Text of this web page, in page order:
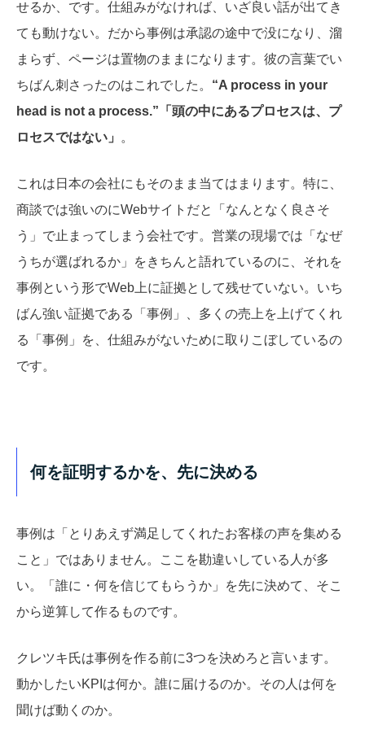
せるか、です。仕組みがなければ、いざ良い話が出てき
ても動けない。だから事例は承認の途中で没になり、溜
まらず、ページは置物のままになります。彼の言葉でい
ちばん刺さったのはこれでした。 “A process in your
head is not a process.” 「 頭の中にあるプロセスは、プ
ロセスではない 」 。
これは日本の会社にもそのまま当てはまります。特に、
商談では強いのにWebサイトだと「なんとなく良さそ
う」で止まってしまう会社です。営業の現場では「なぜ
うちが選ばれるか」をきちんと語れているのに、それを
事例という形でWeb上に証拠として残せていない。いち
ばん強い証拠である「事例」、多くの売上を上げてくれ
る「事例」を、仕組みがないために取りこぼしているの
です。
何を証明するかを、先に決める
事例は「とりあえず満足してくれたお客様の声を集める
こと」ではありません。ここを勘違いしている人が多
い。「誰に・何を信じてもらうか」を先に決めて、そこ
から逆算して作るものです。
クレツキ氏は事例を作る前に3つを決めろと言います。
動かしたいKPIは何か。誰に届けるのか。その人は何を
聞けば動くのか。